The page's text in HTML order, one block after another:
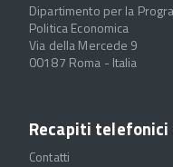
Dipartimento per la
Politica Economica
Via della Mercede 9
00187 Roma - Italia
Recapiti telefonici
Contatti